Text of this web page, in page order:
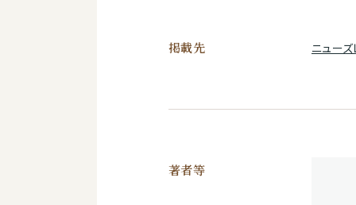
掲載先 ニュー
著者等